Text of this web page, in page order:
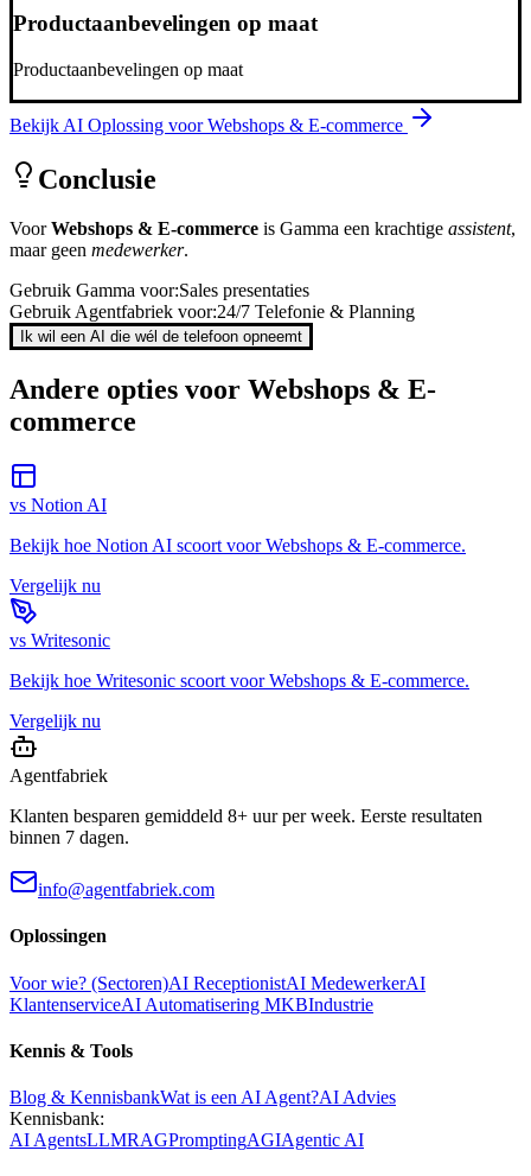
Productaanbevelingen op maat
Productaanbevelingen op maat
Bekijk AI Oplossing voorWebshops & E-commerce
Conclusie
VoorWebshops & E-commerce is Gamma een krachtige assistent,
maar geen medewerker.
Gebruik Gamma voor:Sales presentaties
Gebruik Agentfabriek voor:24/7 Telefonie & Planning
Ik wil een AI die wél de telefoon opneemt
Andere opties voor Webshops & E-
commerce
vs Notion AI
Bekijk hoe Notion AI scoort voorWebshops & E-commerce.
Vergelijk nu
vs Writesonic
Bekijk hoe Writesonic scoort voorWebshops & E-commerce.
Vergelijk nu
Agentfabriek
Klanten besparen gemiddeld 8+ uur per week. Eerste resultaten
binnen 7 dagen.
info@agentfabriek.com
Oplossingen
Voor wie? (Sectoren)AI ReceptionistAI MedewerkerAI
KlantenserviceAI Automatisering MKBIndustrie
Kennis & Tools
Blog & KennisbankWat is een AI Agent?AI Advies
Kennisbank:
AI AgentsLLMRAGPromptingAGIAgentic AI